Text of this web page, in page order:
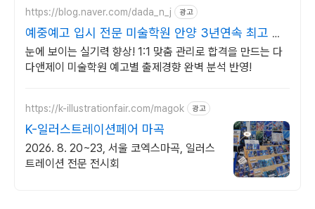
https://blog.naver.com/dada_n_j 광고
예중예고 입시 전문 미술학원 안양 3년연속 최고 합
격률!
눈에 보이는 실기력 향상! 1:1 맞춤 관리로 합격을 만드는 다
다앤제이 미술학원 예고별 출제경향 완벽 분석 반영!
https://k-illustrationfair.com/magok 광고
K-일러스트레이션페어 마곡
2026. 8. 20~23, 서울 코엑스마곡, 일러스
트레이션 전문 전시회